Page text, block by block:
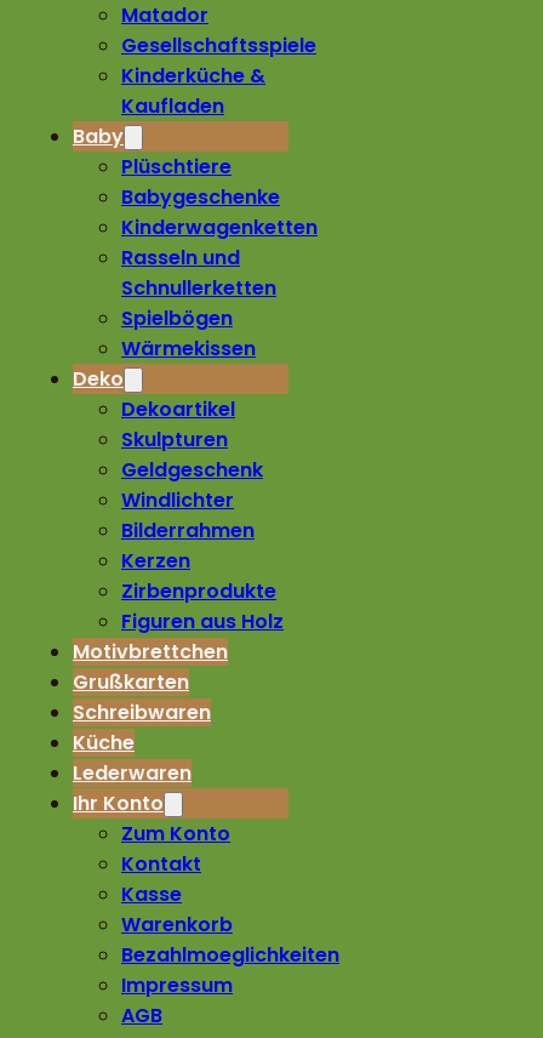
Matador
Gesellschaftsspiele
Kinderküche &
Kaufladen
Baby
Plüschtiere
Babygeschenke
Kinderwagenketten
Rasseln und
Schnullerketten
Spielbögen
Wärmekissen
Deko
Dekoartikel
Skulpturen
Geldgeschenk
Windlichter
Bilderrahmen
Kerzen
Zirbenprodukte
Figuren aus Holz
Motivbrettchen
Grußkarten
Schreibwaren
Küche
Lederwaren
Ihr Konto
Zum Konto
Kontakt
Kasse
Warenkorb
Bezahlmoeglichkeiten
Impressum
AGB